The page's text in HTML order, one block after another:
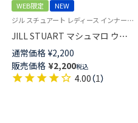
WEB限定
NEW
ジル スチュアート レディース インナー 腹巻き 下着 もこもこ生地
JILL STUART マシュマロ ウエ
ストウォーマー レディース
93140008
通常価格 ¥2,200
販売価格 ¥2,200税込
4.00（1）